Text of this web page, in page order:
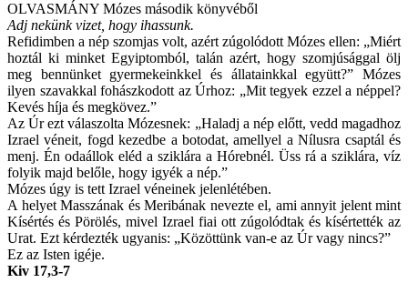
OLVASMÁNY Mózes második könyvéből
Adj nekünk vizet, hogy ihassunk.
Refidimben a nép szomjas volt, azért zúgolódott Mózes ellen: „Miért
hoztál ki minket Egyiptomból, talán azért, hogy szomjúsággal ölj
meg bennünket gyermekeinkkel és állatainkkal együtt?” Mózes
ilyen szavakkal fohászkodott az Úrhoz: „Mit tegyek ezzel a néppel?
Kevés híja és megkövez.”
Az Úr ezt válaszolta Mózesnek: „Haladj a nép előtt, vedd magadhoz
Izrael véneit, fogd kezedbe a botodat, amellyel a Nílusra csaptál és
menj. Én odaállok eléd a sziklára a Hórebnél. Üss rá a sziklára, víz
folyik majd belőle, hogy igyék a nép.”
Mózes úgy is tett Izrael véneinek jelenlétében.
A helyet Masszának és Meribának nevezte el, ami annyit jelent mint
Kísértés és Pörölés, mivel Izrael fiai ott zúgolódtak és kísértették az
Urat. Ezt kérdezték ugyanis: „Közöttünk van-e az Úr vagy nincs?”
Ez az Isten igéje.
Kiv 17,3-7